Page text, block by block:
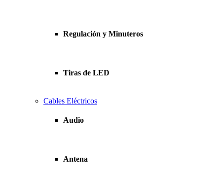
Regulación y Minuteros
Tiras de LED
Cables Eléctricos
Audio
Antena